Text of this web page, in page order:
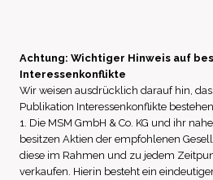
Achtung: Wichtiger Hinweis auf
Interessenkonflikte
Wir weisen ausdrücklich darauf hin,
Publikation Interessenkonflikte
1. Die MSM GmbH & Co. KG und ihr
besitzen Aktien der empfohlenen
diese im Rahmen und zu jedem
verkaufen. Hierin besteht ein